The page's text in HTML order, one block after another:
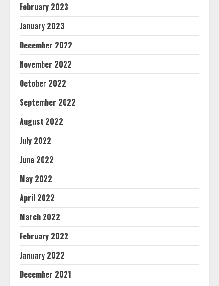
February 2023
January 2023
December 2022
November 2022
October 2022
September 2022
August 2022
July 2022
June 2022
May 2022
April 2022
March 2022
February 2022
January 2022
December 2021